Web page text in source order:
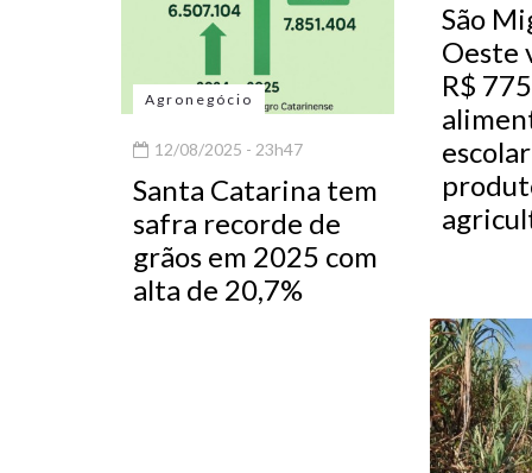
Agronegócio
12/08/2025 - 23h47
Santa Catarina tem
safra recorde de
grãos em 2025 com
alta de 20,7%
São
Oeste
R$